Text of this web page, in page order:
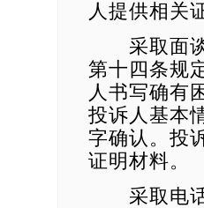
人提供相关
采取面谈
第十四条规
人书写确有
投诉人基本
字确认。投
证明材料。
采取电话